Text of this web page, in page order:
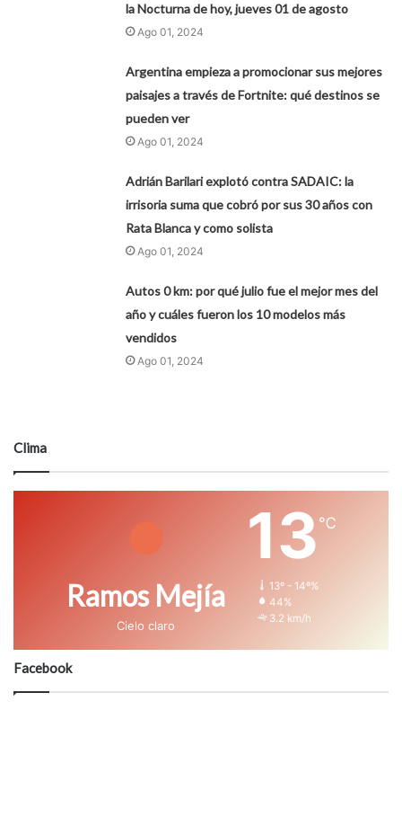
la Nocturna de hoy, jueves 01 de agosto
Ago 01, 2024
Argentina empieza a promocionar sus mejores
paisajes a través de Fortnite: qué destinos se
pueden ver
Ago 01, 2024
Adrián Barilari explotó contra SADAIC: la
irrisoria suma que cobró por sus 30 años con
Rata Blanca y como solista
Ago 01, 2024
Autos 0 km: por qué julio fue el mejor mes del
año y cuáles fueron los 10 modelos más
vendidos
Ago 01, 2024
Clima
Ramos Mejía
Cielo claro
13 ℃
13º - 14º%
44%
3.2 km/h
Facebook